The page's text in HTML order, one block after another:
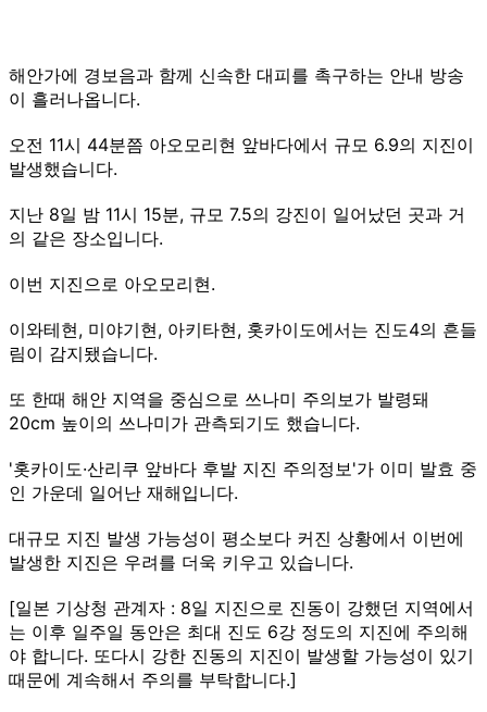
해안가에 경보음과 함께 신속한 대피를 촉구하는 안내 방송
이 흘러나옵니다.
오전 11시 44분쯤 아오모리현 앞바다에서 규모 6.9의 지진이
발생했습니다.
지난 8일 밤 11시 15분, 규모 7.5의 강진이 일어났던 곳과 거
의 같은 장소입니다.
이번 지진으로 아오모리현.
이와테현, 미야기현, 아키타현, 홋카이도에서는 진도4의 흔들
림이 감지됐습니다.
또 한때 해안 지역을 중심으로 쓰나미 주의보가 발령돼
20cm 높이의 쓰나미가 관측되기도 했습니다.
'홋카이도·산리쿠 앞바다 후발 지진 주의정보'가 이미 발효 중
인 가운데 일어난 재해입니다.
대규모 지진 발생 가능성이 평소보다 커진 상황에서 이번에
발생한 지진은 우려를 더욱 키우고 있습니다.
[일본 기상청 관계자 : 8일 지진으로 진동이 강했던 지역에서
는 이후 일주일 동안은 최대 진도 6강 정도의 지진에 주의해
야 합니다. 또다시 강한 진동의 지진이 발생할 가능성이 있기
때문에 계속해서 주의를 부탁합니다.]